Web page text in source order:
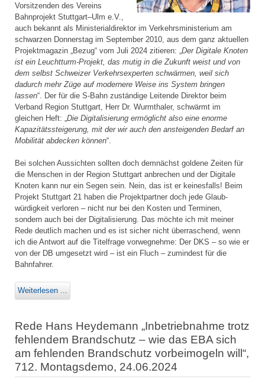
Vorsitzenden des Vereins
Bahnprojekt Stuttgart–Ulm e.V.,
auch bekannt als Ministerial­direktor im Verkehrsministerium am
schwarzen Donnerstag im September 2010, aus dem ganz aktuellen
Projektmagazin „Bezug“ vom Juli 2024 zitieren: „Der Digitale Knoten
ist ein Leuchtturm-Projekt, das mutig in die Zukunft weist und von
dem selbst Schweizer Verkehrsexperten schwärmen, weil sich
dadurch mehr Züge auf modernere Weise ins System bringen
lassen“. Der für die S-Bahn zuständige Leitende Direktor beim
Verband Region Stuttgart, Herr Dr. Wurmthaler, schwärmt im
gleichen Heft: „Die Digitalisierung ermöglicht also eine enorme
Kapazitätssteigerung, mit der wir auch den ansteigenden Bedarf an
Mobilität abdecken können“.
Bei solchen Aussichten sollten doch demnächst goldene Zeiten für
die Menschen in der Region Stuttgart anbrechen und der Digitale
Knoten kann nur ein Segen sein. Nein, das ist er keinesfalls! Beim
Projekt Stuttgart 21 haben die Projektpartner doch jede Glaub­
würdigkeit verloren – nicht nur bei den Kosten und Terminen,
sondern auch bei der Digitalisierung. Das möchte ich mit meiner
Rede deutlich machen und es ist sicher nicht überraschend, wenn
ich die Antwort auf die Titelfrage vorwegnehme: Der DKS – so wie er
von der DB umgesetzt wird – ist ein Fluch – zumindest für die
Bahnfahrer.
Weiterlesen ...
Rede Hans Heydemann „Inbetriebnahme trotz
fehlendem Brandschutz – wie das EBA sich
am fehlenden Brandschutz vorbeimogeln will“,
712. Montagsdemo, 24.06.2024